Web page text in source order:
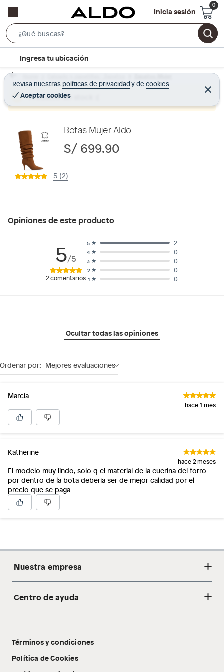
Inicia sesión
e
r
c
B
r
c
t
Ingresa tu ubicación
Revisa nuestras políticas de privacidadyde cookies
Aceptar cookies
C
e
r
Home Calzado y zapatillas - Zapatos Zapatos Mujer
Producto sin stock :(
Botas Mujer Aldo
S/ 699.90
5 (2)
Opiniones de este producto
5/5
2comentarios 1 0
2 0
3 0
4 0
5 2
Ocultar todas las opiniones
Ordenar por: Mejores evaluaciones
Marcia
hace 1 mes
Katherine
hace 2 meses
El modelo muy lindo, solo q el material de la cuerina del forro
por dentro de la bota debería ser de mejor calidad por el
precio que se paga
Nuestra empresa
Acerca de nosotros
Tecnología Pillow Walk
Centro de ayuda
Libro de reclamaciones
Términos y condiciones
Política de Cookies